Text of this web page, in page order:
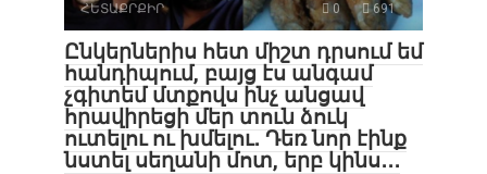
ՀԵՏԱՔՐՔԻՐ 0 691
Ընկերներիս հետ միշտ դրսում եմ
հանդիպում, բայց էս անգամ
չգիտեմ մտքովս ինչ անցավ
հրավիրեցի մեր տուն ձուկ
ուտելու ու խմելու․ Դեռ նոր էինք
նստել սեղանի մոտ, երբ կինս․․․